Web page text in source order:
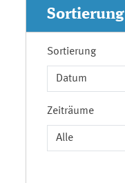
Sortierung
Sortierung
Zeiträume